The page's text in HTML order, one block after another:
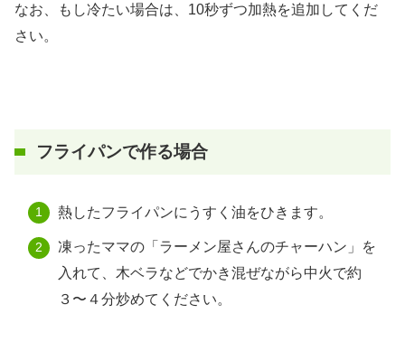
なお、もし冷たい場合は、10秒ずつ加熱を追加してくだ
さい。
フライパンで作る場合
熱したフライパンにうすく油をひきます。
凍ったママの「ラーメン屋さんのチャーハン」を
入れて、木ベラなどでかき混ぜながら中火で約
３〜４分炒めてください。